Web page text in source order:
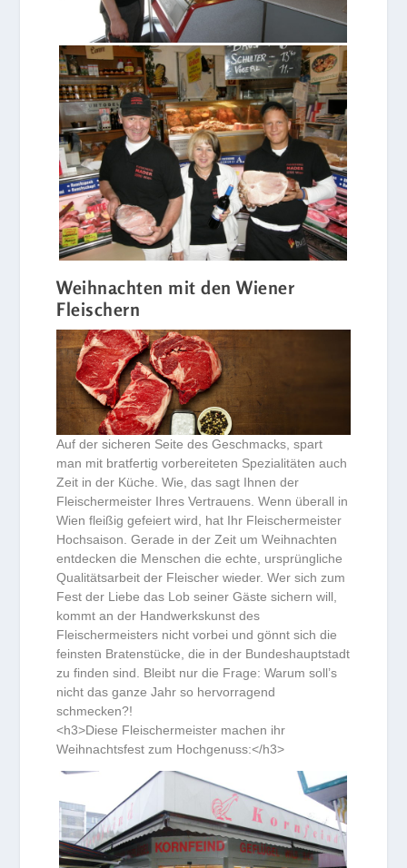
Weihnachten mit den Wiener
Fleischern
Auf der sicheren Seite des Geschmacks, spart
man mit bratfertig vorbereiteten Spezialitäten auch
Zeit in der Küche. Wie, das sagt Ihnen der
Fleischermeister Ihres Vertrauens. Wenn überall in
Wien fleißig gefeiert wird, hat Ihr Fleischermeister
Hochsaison. Gerade in der Zeit um Weihnachten
entdecken die Menschen die echte, ursprüngliche
Qualitätsarbeit der Fleischer wieder. Wer sich zum
Fest der Liebe das Lob seiner Gäste sichern will,
kommt an der Handwerkskunst des
Fleischermeisters nicht vorbei und gönnt sich die
feinsten Bratenstücke, die in der Bundeshauptstadt
zu finden sind. Bleibt nur die Frage: Warum soll’s
nicht das ganze Jahr so hervorragend
schmecken?!
<h3>Diese Fleischermeister machen ihr
Weihnachtsfest zum Hochgenuss:</h3>